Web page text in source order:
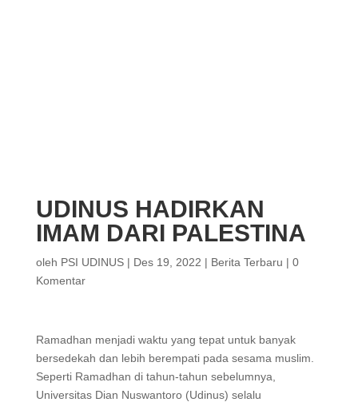
UDINUS HADIRKAN
IMAM DARI PALESTINA
oleh PSI UDINUS| Des 19, 2022 | Berita Terbaru | 0
Komentar
Ramadhan menjadi waktu yang tepat untuk banyak
bersedekah dan lebih berempati pada sesama muslim.
Seperti Ramadhan di tahun-tahun sebelumnya,
Universitas Dian Nuswantoro (Udinus) selalu